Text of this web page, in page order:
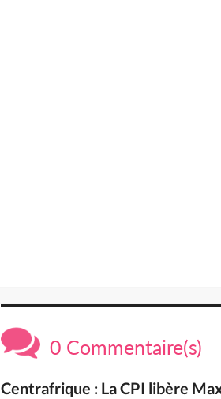
0 Commentaire(s)
Centrafrique : La CPI libère